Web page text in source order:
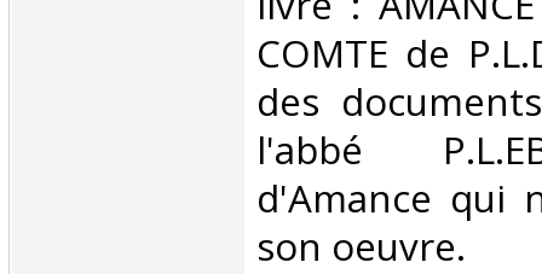
COMTE de
des
l'abbé
d'Amance qui
son oeuvre. ‎